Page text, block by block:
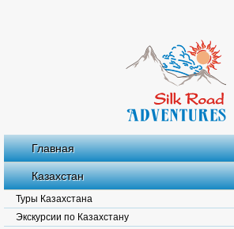
Главная
Казахстан
Туры Казахстана
Экскурсии по Казахстану